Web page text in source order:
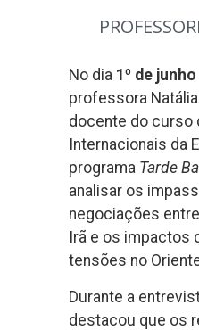
No dia 1º de
professora
docente do curso
Internacionais da
programa Tarde
analisar os
negociações
Irã e os impactos
tensões no
Durante a
destacou que os